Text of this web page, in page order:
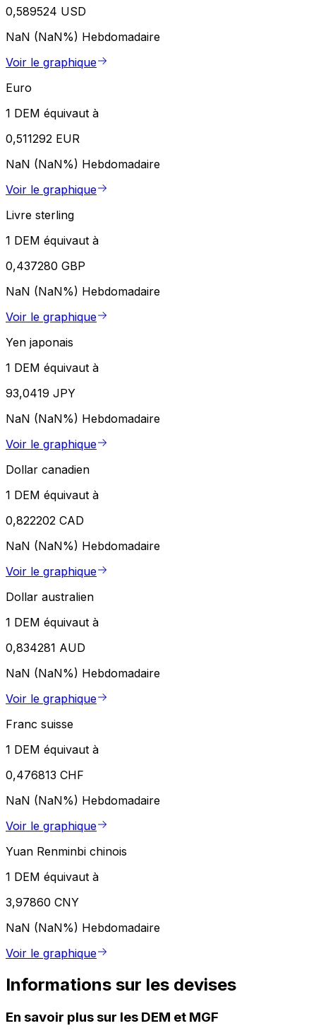
0,589524 USD
NaN (NaN%) Hebdomadaire
Voir le graphique
Euro
1 DEM équivaut à
0,511292 EUR
NaN (NaN%) Hebdomadaire
Voir le graphique
Livre sterling
1 DEM équivaut à
0,437280 GBP
NaN (NaN%) Hebdomadaire
Voir le graphique
Yen japonais
1 DEM équivaut à
93,0419 JPY
NaN (NaN%) Hebdomadaire
Voir le graphique
Dollar canadien
1 DEM équivaut à
0,822202 CAD
NaN (NaN%) Hebdomadaire
Voir le graphique
Dollar australien
1 DEM équivaut à
0,834281 AUD
NaN (NaN%) Hebdomadaire
Voir le graphique
Franc suisse
1 DEM équivaut à
0,476813 CHF
NaN (NaN%) Hebdomadaire
Voir le graphique
Yuan Renminbi chinois
1 DEM équivaut à
3,97860 CNY
NaN (NaN%) Hebdomadaire
Voir le graphique
Informations sur les devises
En savoir plus sur les DEM et MGF